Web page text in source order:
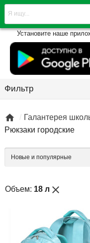
Установите наше
Фильтр
 Галантерея
Рюкзаки городские
Объем: 18 л close